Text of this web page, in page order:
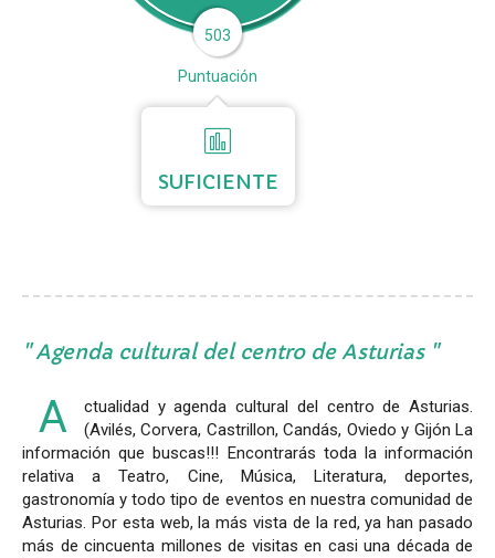
503
Puntuación
SUFICIENTE
Agenda cultural del centro de Asturias
A
ctualidad y agenda cultural del centro de Asturias.
(Avilés, Corvera, Castrillon, Candás, Oviedo y Gijón La
información que buscas!!! Encontrarás toda la información
relativa a Teatro, Cine, Música, Literatura, deportes,
gastronomía y todo tipo de eventos en nuestra comunidad de
Asturias. Por esta web, la más vista de la red, ya han pasado
más de cincuenta millones de visitas en casi una década de